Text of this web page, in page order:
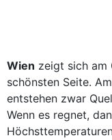
Wien zeigt sich am
schönsten Seite.
entstehen zwar
Wenn es regnet,